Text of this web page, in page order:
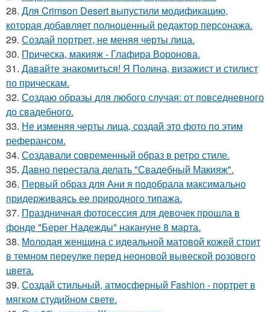
28. Для Crimson Desert выпустили модификацию,
которая добавляет полноценный редактор персонажа.
29. Создай портрет, не меняя черты лица.
30. Прическа, макияж - Глафира Воронова.
31. Давайте знакомиться! Я Полина, визажист и стилист
по прическам.
32. Создаю образы для любого случая: от повседневного
до свадебного.
33. Не изменяя черты лица, создай это фото по этим
реферансом.
34. Создавали современный образ в ретро стиле.
35. Давно перестала делать "Свадебный Макияж".
36. Первый образ для Ани я подобрала максимально
придерживаясь ее природного типажа.
37. Праздничная фотосессия для девочек прошла в
фонде "Берег Надежды" накануне 8 марта.
38. Молодая женщина с идеальной матовой кожей стоит
в темном переулке перед неоновой вывеской розового
цвета.
39. Создай стильный, атмосферный Fashion - портрет в
мягком студийном свете.